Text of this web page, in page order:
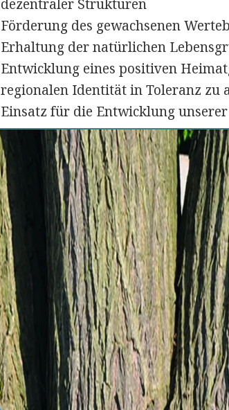
dezentraler Strukturen
Förderung des gewachsenen
Erhaltung der natürlichen
Entwicklung eines positiven
regionalen Identität in Toleranz zu
Einsatz für die Entwicklung